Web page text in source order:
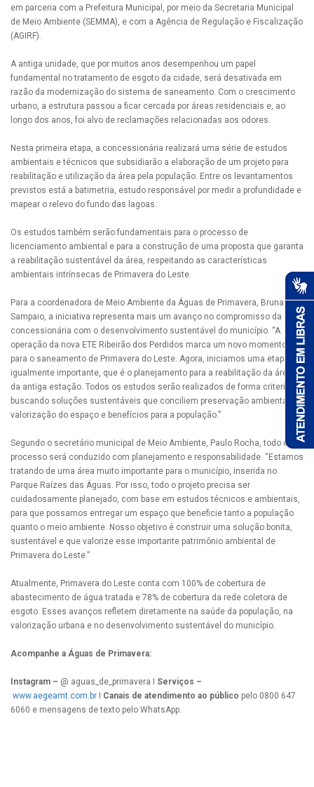
em parceria com a Prefeitura Municipal, por meio da Secretaria Municipal
de Meio Ambiente (SEMMA), e com a Agência de Regulação e Fiscalização
(AGIRF).
A antiga unidade, que por muitos anos desempenhou um papel
fundamental no tratamento de esgoto da cidade, será desativada em
razão da modernização do sistema de saneamento. Com o crescimento
urbano, a estrutura passou a ficar cercada por áreas residenciais e, ao
longo dos anos, foi alvo de reclamações relacionadas aos odores.
Nesta primeira etapa, a concessionária realizará uma série de estudos
ambientais e técnicos que subsidiarão a elaboração de um projeto para
reabilitação e utilização da área pela população. Entre os levantamentos
previstos está a batimetria, estudo responsável por medir a profundidade e
mapear o relevo do fundo das lagoas.
Os estudos também serão fundamentais para o processo de
licenciamento ambiental e para a construção de uma proposta que garanta
a reabilitação sustentável da área, respeitando as características
ambientais intrínsecas de Primavera do Leste.
Para a coordenadora de Meio Ambiente da Águas de Primavera, Bruna
Sampaio, a iniciativa representa mais um avanço no compromisso da
concessionária com o desenvolvimento sustentável do município. “A
operação da nova ETE Ribeirão dos Perdidos marca um novo momento
para o saneamento de Primavera do Leste. Agora, iniciamos uma etapa
igualmente importante, que é o planejamento para a reabilitação da área
da antiga estação. Todos os estudos serão realizados de forma criteriosa,
buscando soluções sustentáveis que conciliem preservação ambiental,
valorização do espaço e benefícios para a população.”
Segundo o secretário municipal de Meio Ambiente, Paulo Rocha, todo o
processo será conduzido com planejamento e responsabilidade. “Estamos
tratando de uma área muito importante para o município, inserida no
Parque Raízes das Águas. Por isso, todo o projeto precisa ser
cuidadosamente planejado, com base em estudos técnicos e ambientais,
para que possamos entregar um espaço que beneficie tanto a população
quanto o meio ambiente. Nosso objetivo é construir uma solução bonita,
sustentável e que valorize esse importante patrimônio ambiental de
Primavera do Leste.”
Atualmente, Primavera do Leste conta com 100% de cobertura de
abastecimento de água tratada e 78% de cobertura da rede coletora de
esgoto. Esses avanços refletem diretamente na saúde da população, na
valorização urbana e no desenvolvimento sustentável do município.
Acompanhe a Águas de Primavera:
Instagram – @ aguas_de_primavera I Serviços –
www.aegeamt.com.br I Canais de atendimento ao público pelo 0800 647
6060 e mensagens de texto pelo WhatsApp.